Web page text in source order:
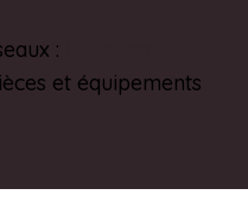
:
et équipements